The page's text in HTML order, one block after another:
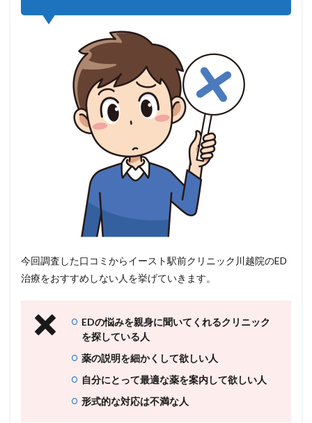
今回調査した口コミからイースト駅前クリニック川越院のED
治療をおすすめしない人を挙げていきます。
EDの悩みを親身に聞いてくれるクリニック
を探している人
薬の説明を細かくして欲しい人
自分にとって最適な薬を案内して欲しい人
形式的な対応は不満な人